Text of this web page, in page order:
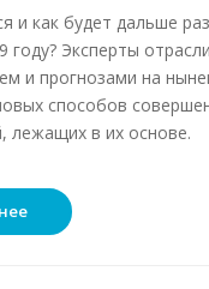
и как будет дальше
году? Эксперты
и прогнозами на
способов
лежащих в их основе.